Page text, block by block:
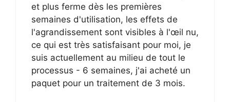
et plus ferme dès les premières
semaines d'utilisation, les effets de
l'agrandissement sont visibles à l'œil nu,
ce qui est très satisfaisant pour moi, je
suis actuellement au milieu de tout le
processus - 6 semaines, j'ai acheté un
paquet pour un traitement de 3 mois.